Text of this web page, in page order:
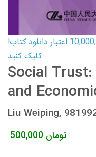
کارت اعتباری کتاب دانلود با 10,000,000 اعتبار دانلود کتاب!
کلیک کنید
Social
and
Liu Weiping,
500,000 تومان